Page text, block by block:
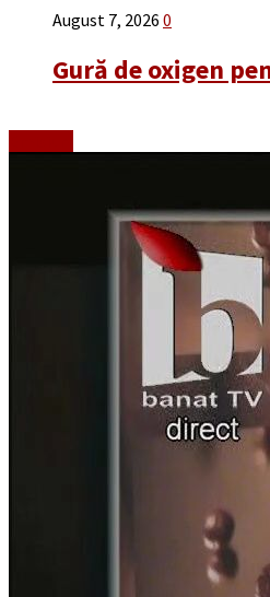
August 7, 2026 0
Gură de oxigen